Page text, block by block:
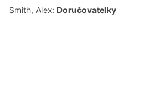
Smith, Alex: Doručovatelky